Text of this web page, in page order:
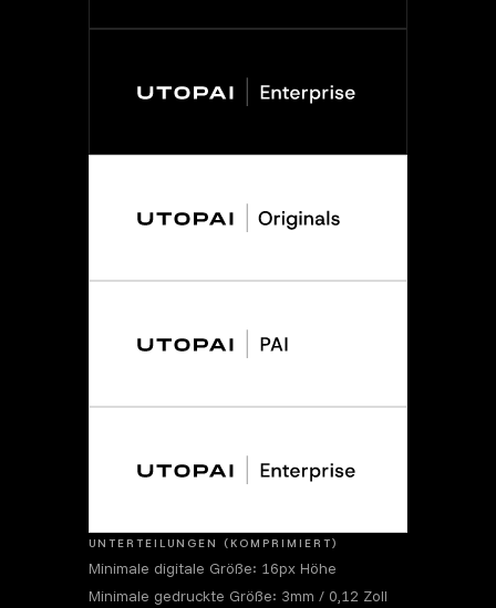
UNTERTEILUNGEN (KOMPRIMIERT)
Minimale digitale Größe: 16px Höhe
Minimale gedruckte Größe: 3mm / 0,12 Zoll